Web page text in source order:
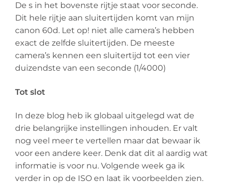
De s in het bovenste rijtje staat voor seconde.
Dit hele rijtje aan sluitertijden komt van mijn
canon 60d. Let op! niet alle camera’s hebben
exact de zelfde sluitertijden. De meeste
camera’s kennen een sluitertijd tot een vier
duizendste van een seconde (1/4000)
Tot slot
In deze blog heb ik globaal uitgelegd wat de
drie belangrijke instellingen inhouden. Er valt
nog veel meer te vertellen maar dat bewaar ik
voor een andere keer. Denk dat dit al aardig wat
informatie is voor nu. Volgende week ga ik
verder in op de ISO en laat ik voorbeelden zien.